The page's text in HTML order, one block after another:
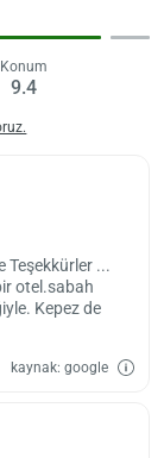
dilediğinizi
mümkün.
restoranlara
yöresel tatlarını
aracıyla seyahat
Park Suite
konfor katıyor.
hizmetlerinden
dakikalık yürüme
konumlanan otelin
dakika. Park Suite
bulunuyor.
Konum
9.4
Teşekkürler ...
otel.sabah
Kepez de
kaynak: google